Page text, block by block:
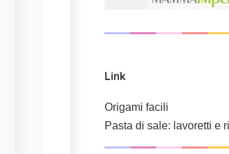
Link
Origami facili
Pasta di sale: lavoretti e